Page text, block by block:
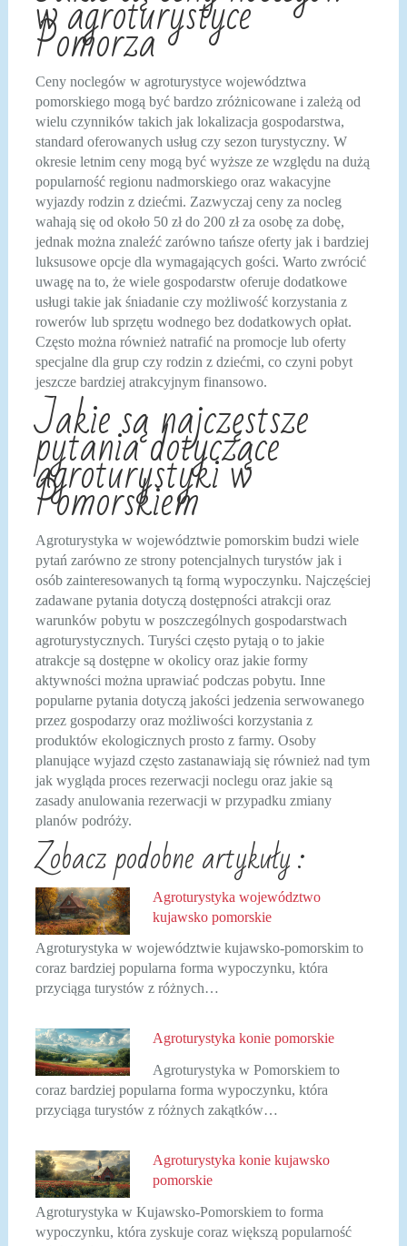
w agroturystyce
Pomorza
Ceny noclegów w agroturystyce województwa
pomorskiego mogą być bardzo zróżnicowane i zależą od
wielu czynników takich jak lokalizacja gospodarstwa,
standard oferowanych usług czy sezon turystyczny. W
okresie letnim ceny mogą być wyższe ze względu na dużą
popularność regionu nadmorskiego oraz wakacyjne
wyjazdy rodzin z dziećmi. Zazwyczaj ceny za nocleg
wahają się od około 50 zł do 200 zł za osobę za dobę,
jednak można znaleźć zarówno tańsze oferty jak i bardziej
luksusowe opcje dla wymagających gości. Warto zwrócić
uwagę na to, że wiele gospodarstw oferuje dodatkowe
usługi takie jak śniadanie czy możliwość korzystania z
rowerów lub sprzętu wodnego bez dodatkowych opłat.
Często można również natrafić na promocje lub oferty
specjalne dla grup czy rodzin z dziećmi, co czyni pobyt
jeszcze bardziej atrakcyjnym finansowo.
Jakie są najczęstsze
pytania dotyczące
agroturystyki w
Pomorskiem
Agroturystyka w województwie pomorskim budzi wiele
pytań zarówno ze strony potencjalnych turystów jak i
osób zainteresowanych tą formą wypoczynku. Najczęściej
zadawane pytania dotyczą dostępności atrakcji oraz
warunków pobytu w poszczególnych gospodarstwach
agroturystycznych. Turyści często pytają o to jakie
atrakcje są dostępne w okolicy oraz jakie formy
aktywności można uprawiać podczas pobytu. Inne
popularne pytania dotyczą jakości jedzenia serwowanego
przez gospodarzy oraz możliwości korzystania z
produktów ekologicznych prosto z farmy. Osoby
planujące wyjazd często zastanawiają się również nad tym
jak wygląda proces rezerwacji noclegu oraz jakie są
zasady anulowania rezerwacji w przypadku zmiany
planów podróży.
Zobacz podobne artykuły :
Agroturystyka województwo
kujawsko pomorskie
Agroturystyka w województwie kujawsko-pomorskim to
coraz bardziej popularna forma wypoczynku, która
przyciąga turystów z różnych…
Agroturystyka konie pomorskie
Agroturystyka w Pomorskiem to
coraz bardziej popularna forma wypoczynku, która
przyciąga turystów z różnych zakątków…
Agroturystyka konie kujawsko
pomorskie
Agroturystyka w Kujawsko-Pomorskiem to forma
wypoczynku, która zyskuje coraz większą popularność